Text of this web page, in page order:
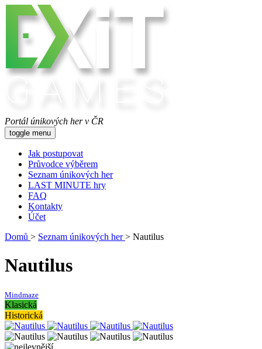
Portál únikových her v ČR
toggle menu
Jak postupovat
Průvodce výběrem
Seznam únikových her
LAST MINUTE hry
FAQ
Kontakty
Účet
Domů > Seznam únikových her > Nautilus
Nautilus
Mindmaze
Klasická
Historická